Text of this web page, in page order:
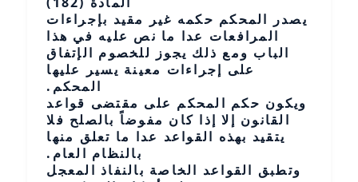
يصدر المحكم حكمه غير مقيد بإجراءات
المرافعات عدا ما نص عليه في هذا
الباب ومع ذلك يجوز للخصوم الإتفاق
على إجراءات معينة يسير عليها
المحكم.
ويكون حكم المحكم على مقتضى قواعد
القانون إلا إذا كان مفوضاً بالصلح فلا
يتقيد بهذه القواعد عدا ما تعلق منها
بالنظام العام.
وتطبق القواعد الخاصة بالنفاذ المعجل